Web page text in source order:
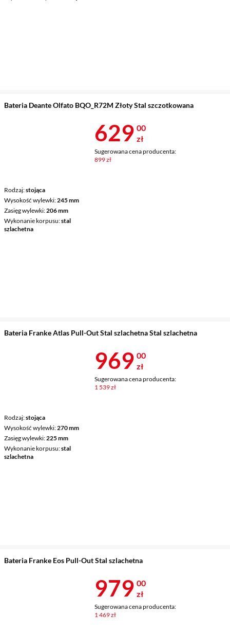
Bateria Deante Olfato BQO_R72M Złoty Stal szczotkowana
Rodzaj stojąca
Wysokość wylewki 245 mm
Zasięg wylewki 206 mm
Wykonanie korpusu stal
szlachetna
Cena 629 zł
629 00
zł
Sugerowana cena producenta:
899 zł
Bateria Franke Atlas Pull-Out Stal szlachetna Stal szlachetna
Rodzaj stojąca
Wysokość wylewki 270 mm
Zasięg wylewki 225 mm
Wykonanie korpusu stal
szlachetna
Cena 969 zł
969 00
zł
Sugerowana cena producenta:
1 539 zł
Bateria Franke Eos Pull-Out Stal szlachetna
Cena 979 zł
979 00
zł
Sugerowana cena producenta:
1 469 zł